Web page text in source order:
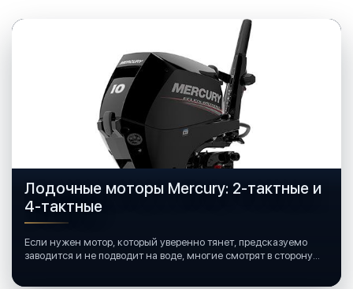
Лодочные моторы Mercury: 2-тактные и
4-тактные
Если нужен мотор, который уверенно тянет, предсказуемо
заводится и не подводит на воде, многие смотрят в сторону